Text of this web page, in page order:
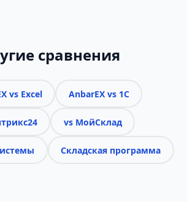
сравнения
vs Excel AnbarEX vs 1C
vs МойСклад
Складская программа